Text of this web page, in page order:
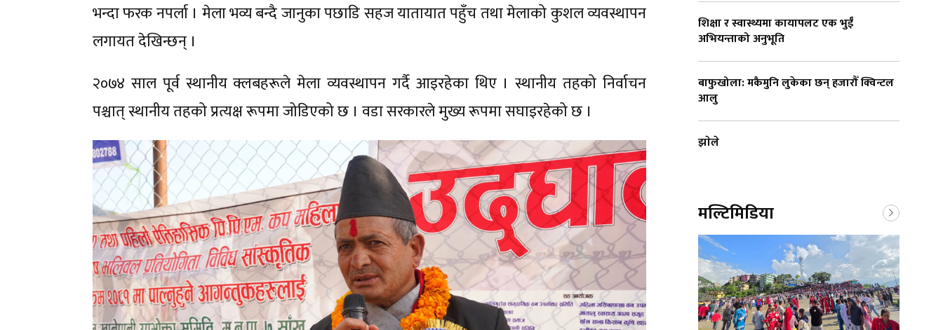
भन्दा फरक नपर्ला । मेला भव्य बन्दै जानुका पछाडि सहज यातायात पहुँच तथा मेलाको कुशल व्यवस्थापन
लगायत देखिन्छन् ।
२०७४ साल पूर्व स्थानीय क्लबहरूले मेला व्यवस्थापन गर्दै आइरहेका थिए । स्थानीय तहको निर्वाचन
पश्चात् स्थानीय तहको प्रत्यक्ष रूपमा जोडिएको छ । वडा सरकारले मुख्य रूपमा सघाइरहेको छ ।
शिक्षा र स्वास्थ्यमा कायापलट एक भुईँ
अभियन्ताको अनुभूति
बाफुखोला: मकैमुनि लुकेका छन् हजारौँ क्विन्टल
आलु
झाेले
मल्टिमिडिया